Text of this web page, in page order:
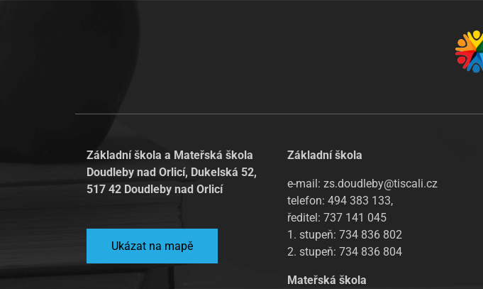
Základní škola a Mateřská škola
Doudleby nad Orlicí, Dukelská 52,
517 42 Doudleby nad Orlicí
Ukázat na mapě
Základní škola
e-mail: zs.doudleby@tiscali.cz
telefon: 494 383 133,
ředitel: 737 141 045
1. stupeň: 734 836 802
2. stupeň: 734 836 804
Mateřská škola